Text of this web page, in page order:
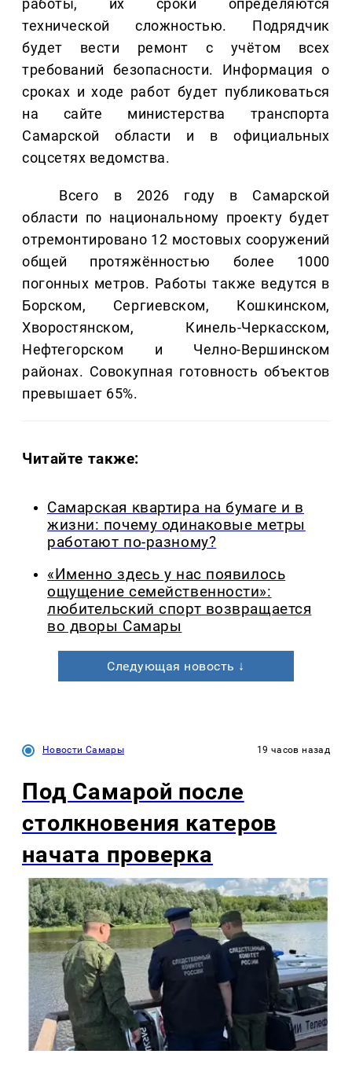
работы, их сроки определяются
технической сложностью. Подрядчик
будет вести ремонт с учётом всех
требований безопасности. Информация о
сроках и ходе работ будет публиковаться
на сайте министерства транспорта
Самарской области и в официальных
соцсетях ведомства.
Всего в 2026 году в Самарской
области по национальному проекту будет
отремонтировано 12 мостовых сооружений
общей протяжённостью более 1000
погонных метров. Работы также ведутся в
Борском, Сергиевском, Кошкинском,
Хворостянском, Кинель-Черкасском,
Нефтегорском и Челно-Вершинском
районах. Совокупная готовность объектов
превышает 65%.
Читайте также:
Самарская квартира на бумаге и в
жизни: почему одинаковые метры
работают по-разному?
«Именно здесь у нас появилось
ощущение семейственности»:
любительский спорт возвращается
во дворы Самары
Следующая новость ↓
Новости Самары 19 часов назад
Под Самарой после
столкновения катеров
начата проверка